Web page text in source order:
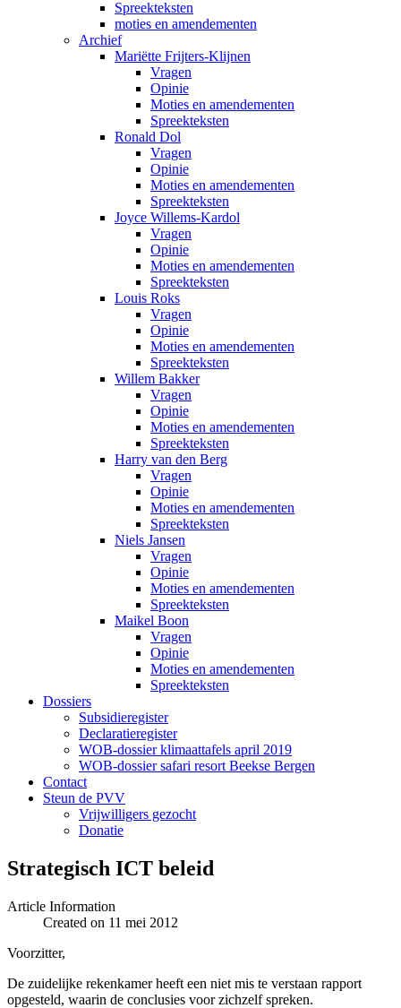
Spreekteksten
moties en amendementen
Archief
Mariëtte Frijters-Klijnen
Vragen
Opinie
Moties en amendementen
Spreekteksten
Ronald Dol
Vragen
Opinie
Moties en amendementen
Spreekteksten
Joyce Willems-Kardol
Vragen
Opinie
Moties en amendementen
Spreekteksten
Louis Roks
Vragen
Opinie
Moties en amendementen
Spreekteksten
Willem Bakker
Vragen
Opinie
Moties en amendementen
Spreekteksten
Harry van den Berg
Vragen
Opinie
Moties en amendementen
Spreekteksten
Niels Jansen
Vragen
Opinie
Moties en amendementen
Spreekteksten
Maikel Boon
Vragen
Opinie
Moties en amendementen
Spreekteksten
Dossiers
Subsidieregister
Declaratieregister
WOB-dossier klimaattafels april 2019
WOB-dossier safari resort Beekse Bergen
Contact
Steun de PVV
Vrijwilligers gezocht
Donatie
Strategisch ICT beleid
Article Information
Created on 11 mei 2012
Voorzitter,
De zuidelijke rekenkamer heeft een niet mis te verstaan rapport
opgesteld, waarin de conclusies voor zichzelf spreken.